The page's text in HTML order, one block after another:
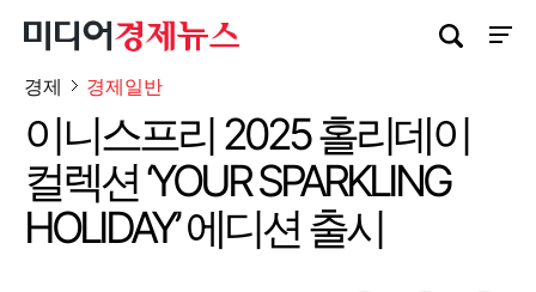
사이
검색창 열기
경제 경제일반
이니스프리 2025 홀리데이
컬렉션 ‘YOUR SPARKLING
HOLIDAY’ 에디션 출시